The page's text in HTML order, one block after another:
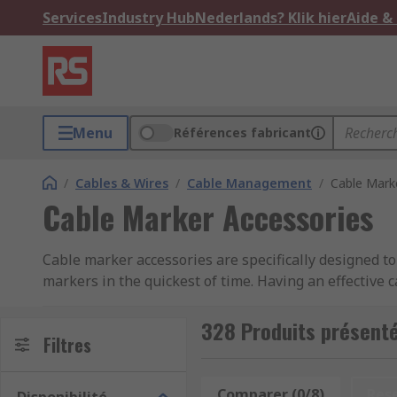
ServicesIndustry HubNederlands? Klik hierAide
Menu Références fabricant
/ Cables & Wires / Cable Management / Cable
Cable Marker Accessories
Cable marker accessories are specifically designed
markers in the quickest of time. Having an effective
What are the different types of Cable
We offer a great selection of cable marker
Filtres 328 Produits